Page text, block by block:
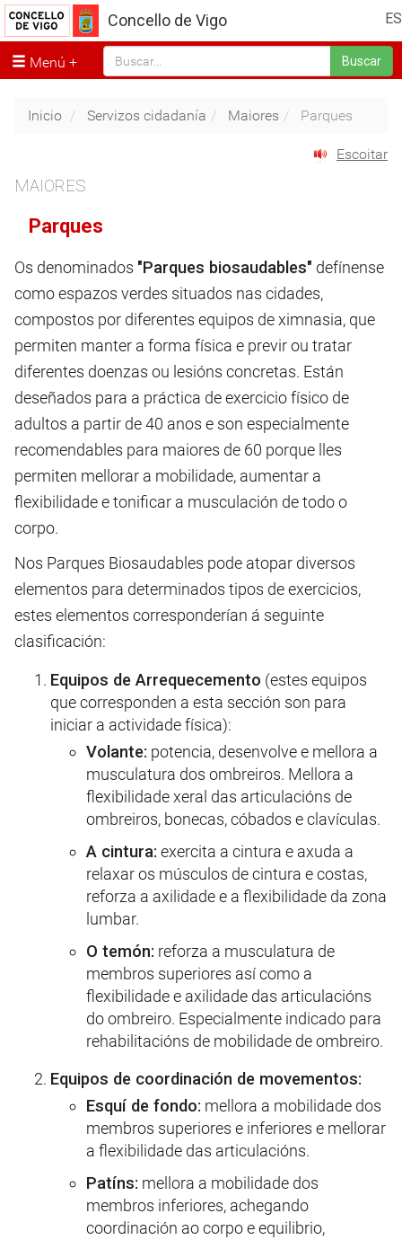
ES
Concello de Vigo
Menú Buscar
Inicio Servizos cidadanía Maiores Parques
Escoitar
MAIORES
Parques
Os denominados "Parques biosaudables" defínense
como espazos verdes situados nas cidades,
compostos por diferentes equipos de ximnasia, que
permiten manter a forma física e previr ou tratar
diferentes doenzas ou lesións concretas. Están
deseñados para a práctica de exercicio físico de
adultos a partir de 40 anos e son especialmente
recomendables para maiores de 60 porque lles
permiten mellorar a mobilidade, aumentar a
flexibilidade e tonificar a musculación de todo o
corpo.
Nos Parques Biosaudables pode atopar diversos
elementos para determinados tipos de exercicios,
estes elementos corresponderían á seguinte
clasificación:
Equipos de Arrequecemento (estes equipos
que corresponden a esta sección son para
iniciar a actividade física):
Volante: potencia, desenvolve e mellora a
musculatura dos ombreiros. Mellora a
flexibilidade xeral das articulacións de
ombreiros, bonecas, cóbados e clavículas.
A cintura: exercita a cintura e axuda a
relaxar os músculos de cintura e costas,
reforza a axilidade e a flexibilidade da zona
lumbar.
O temón: reforza a musculatura de
membros superiores así como a
flexibilidade e axilidade das articulacións
do ombreiro. Especialmente indicado para
rehabilitacións de mobilidade de ombreiro.
Equipos de coordinación de movementos:
Esquí de fondo: mellora a mobilidade dos
membros superiores e inferiores e mellorar
a flexibilidade das articulacións.
Patíns: mellora a mobilidade dos
membros inferiores, achegando
coordinación ao corpo e equilibrio,